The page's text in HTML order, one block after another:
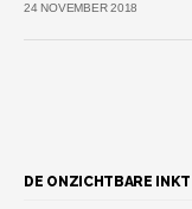
24 NOVEMBER 2018
DE ONZICHTBARE